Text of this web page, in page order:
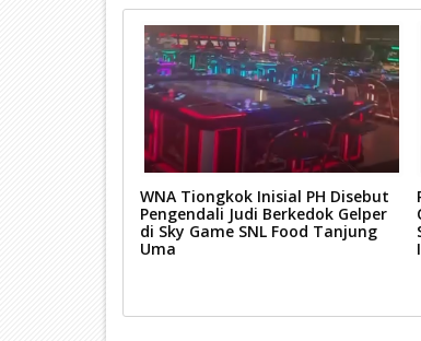
WNA Tiongkok Inisial PH Disebut
Pengendali Judi Berkedok Gelper
di Sky Game SNL Food Tanjung
Uma